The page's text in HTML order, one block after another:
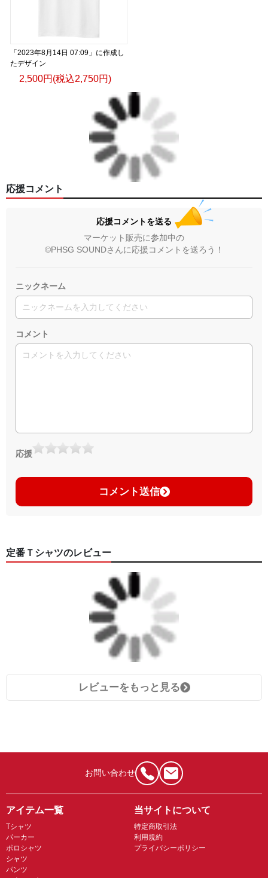
「2023年8月14日 07:09」に作成し
たデザイン
2,500円(税込2,750円)
応援コメント
応援コメントを送る
マーケット販売に参加中の
©PHSG SOUNDさんに応援コメントを送ろう！
ニックネーム
コメント
応援
コメント送信
定番Ｔシャツのレビュー
レビューをもっと見る
お問い合わせ
アイテム一覧
Tシャツ
パーカー
ポロシャツ
シャツ
パンツ
当サイトについて
特定商取引法
利用規約
プライバシーポリシー